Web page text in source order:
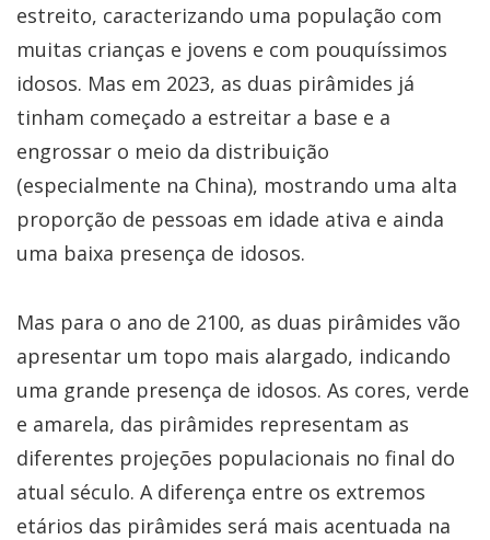
estreito, caracterizando uma população com
muitas crianças e jovens e com pouquíssimos
idosos. Mas em 2023, as duas pirâmides já
tinham começado a estreitar a base e a
engrossar o meio da distribuição
(especialmente na China), mostrando uma alta
proporção de pessoas em idade ativa e ainda
uma baixa presença de idosos.
Mas para o ano de 2100, as duas pirâmides vão
apresentar um topo mais alargado, indicando
uma grande presença de idosos. As cores, verde
e amarela, das pirâmides representam as
diferentes projeções populacionais no final do
atual século. A diferença entre os extremos
etários das pirâmides será mais acentuada na